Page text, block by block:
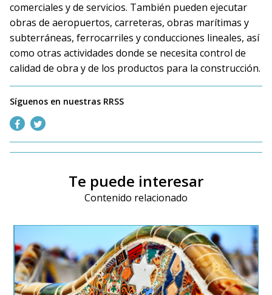
comerciales y de servicios. También pueden ejecutar
obras de aeropuertos, carreteras, obras marítimas y
subterráneas, ferrocarriles y conducciones lineales, así
como otras actividades donde se necesita control de
calidad de obra y de los productos para la construcción.
Síguenos en nuestras RRSS
Te puede interesar
Contenido relacionado